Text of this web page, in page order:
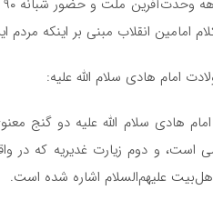
امامین انقلاب مبنی بر اینکه
هادی سلام الله علیه دو گنج
علیهم‌السلام اشاره‌ شده است.